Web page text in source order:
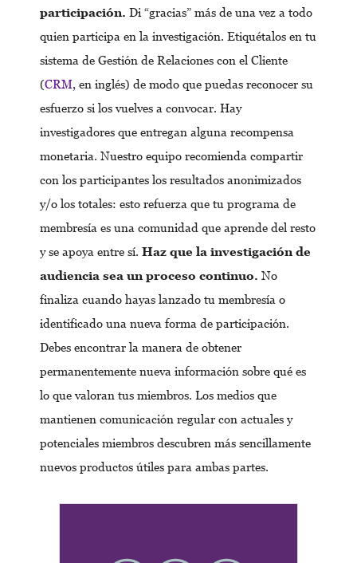
participación. Di “gracias” más de una vez a todo
quien participa en la investigación. Etiquétalos en tu
sistema de Gestión de Relaciones con el Cliente
(CRM, en inglés) de modo que puedas reconocer su
esfuerzo si los vuelves a convocar. Hay
investigadores que entregan alguna recompensa
monetaria. Nuestro equipo recomienda compartir
con los participantes los resultados anonimizados
y/o los totales: esto refuerza que tu programa de
membresía es una comunidad que aprende del resto
y se apoya entre sí. Haz que la investigación de
audiencia sea un proceso continuo. No
finaliza cuando hayas lanzado tu membresía o
identificado una nueva forma de participación.
Debes encontrar la manera de obtener
permanentemente nueva información sobre qué es
lo que valoran tus miembros. Los medios que
mantienen comunicación regular con actuales y
potenciales miembros descubren más sencillamente
nuevos productos útiles para ambas partes.